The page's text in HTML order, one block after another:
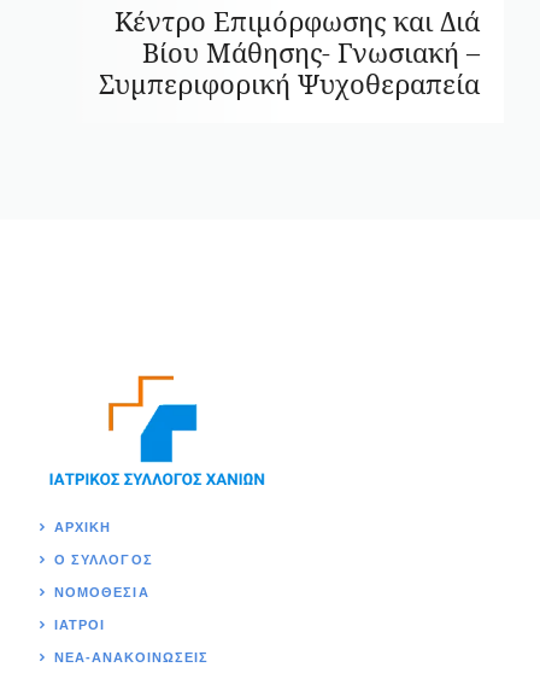
Κέντρο Επιμόρφωσης και Διά
Βίου Μάθησης- Γνωσιακή –
Συμπεριφορική Ψυχοθεραπεία
ΑΡΧΙΚΉ
Ο ΣΥΛΛΟΓΟΣ
ΝΟΜΟΘΕΣΊΑ
ΙΑΤΡΟΙ
ΝΕΑ-ΑΝΑΚΟΙΝΩΣΕΙΣ